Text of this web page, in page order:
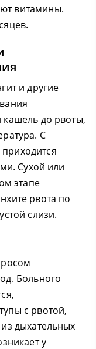
витамины.
и другие
кашель до рвоты,
С
Сухой или
этапе
рвота по
слизи.
Больного
с рвотой,
дыхательных
у